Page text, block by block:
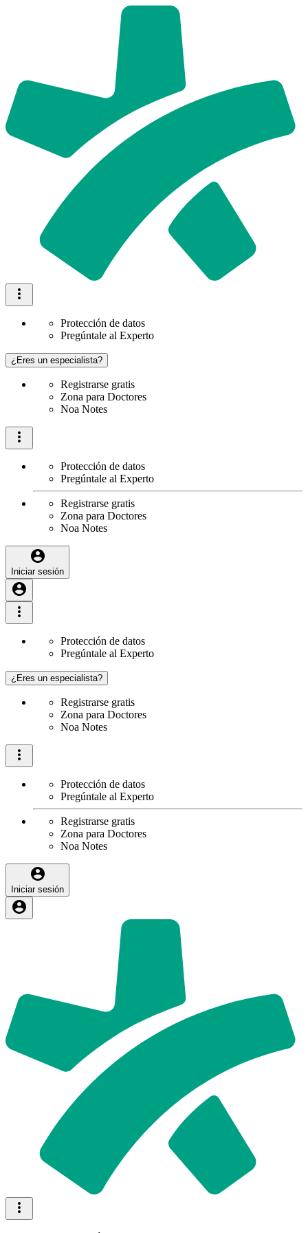
Protección de datos
Pregúntale al Experto
¿Eres un especialista?
Registrarse gratis
Zona para Doctores
Noa Notes
Protección de datos
Pregúntale al Experto
Registrarse gratis
Zona para Doctores
Noa Notes
Iniciar sesión
Protección de datos
Pregúntale al Experto
¿Eres un especialista?
Registrarse gratis
Zona para Doctores
Noa Notes
Protección de datos
Pregúntale al Experto
Registrarse gratis
Zona para Doctores
Noa Notes
Iniciar sesión